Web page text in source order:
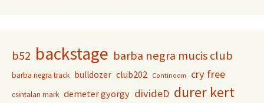
b52 backstage barba negra mucis club
barba negra track bulldozer club202 Continoom cry free
csintalan mark demeter gyorgy divideD durer kert